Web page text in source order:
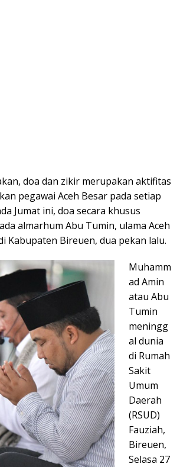
doa dan zikir merupakan aktifitas
pegawai Aceh Besar pada setiap
Jumat ini, doa secara khusus
almarhum Abu Tumin, ulama Aceh
Kabupaten Bireuen, dua pekan lalu.
Muhamm
ad Amin
atau Abu
Tumin
meningg
al dunia
di Rumah
Sakit
Umum
Daerah
(RSUD)
Fauziah,
Bireuen,
Selasa 27